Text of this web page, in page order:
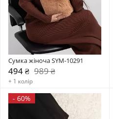
Сумка жіноча SYM-10291
494 ₴ 989 ₴
+ 1 колір
- 60%